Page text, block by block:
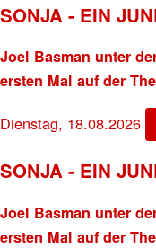
SONJA - EIN
Joel Basman unter
ersten Mal auf der
Dienstag, 18.08.2026
SONJA - EIN
Joel Basman unter
ersten Mal auf der